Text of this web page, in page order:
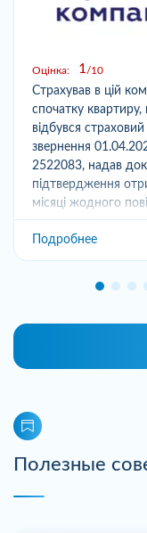
Оцінка: 1 10
Страхував в цій
спочатку
відбувся
звернення
2522083, надав
підтвердження
місяці жодного
отримував,...
Подробнее
Полезные